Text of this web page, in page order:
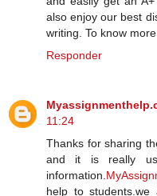
also enjoy our best
writing. To know
Responder
11:24
Thanks for sharing
and it is really
information.
help to